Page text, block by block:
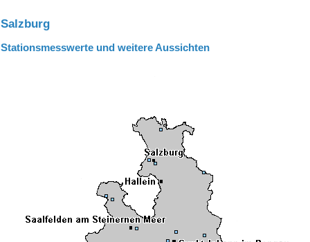
Salzburg
Stationsmesswerte und weitere Aussichten